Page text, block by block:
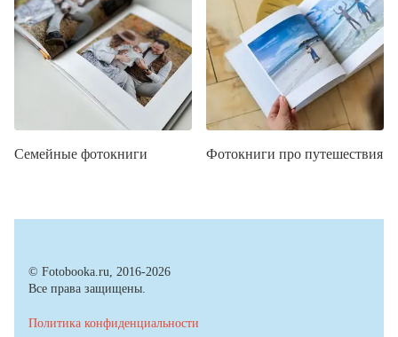
Семейные фотокниги Фотокниги про путешествия
© Fotobooka.ru, 2016-2026
Все права защищены.
Политика конфиденциальности